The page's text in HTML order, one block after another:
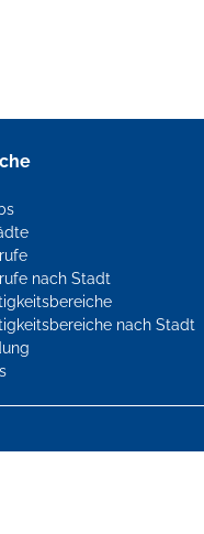
nach Stadt
nach Stadt